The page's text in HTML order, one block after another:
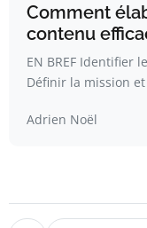
Comment
contenu
EN BREF Identifier
Définir la mission
Adrien Noël